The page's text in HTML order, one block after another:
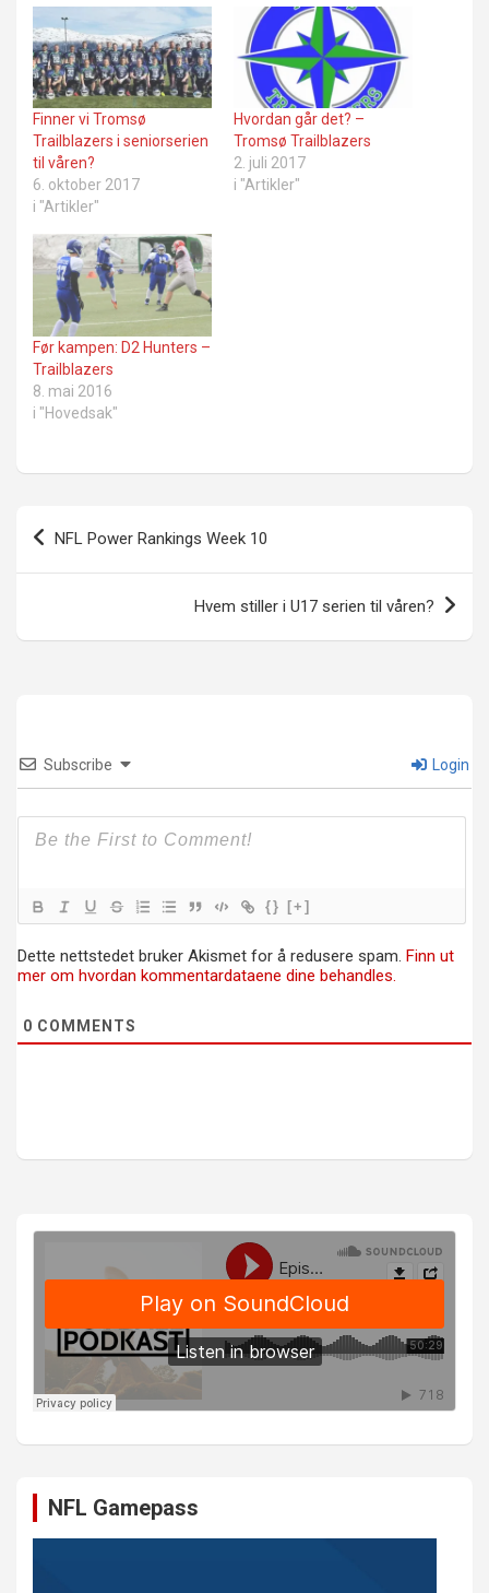
Finner vi Tromsø
Trailblazers i seniorserien
til våren?
6. oktober 2017
i "Artikler"
Hvordan går det? –
Tromsø Trailblazers
2. juli 2017
i "Artikler"
Før kampen: D2 Hunters –
Trailblazers
8. mai 2016
i "Hovedsak"
Innleggsnavigasjon
NFL Power Rankings Week 10
Hvem stiller i U17 serien til våren?
Subscribe Login
{} [+]
Dette nettstedet bruker Akismet for å redusere spam. Finn ut
mer om hvordan kommentardataene dine behandles.
0 COMMENTS
NFL Gamepass